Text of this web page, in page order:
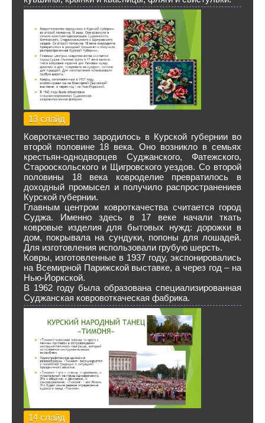
13 слайд
Ковроткачество зародилось в Курской губернии во
второй половине 18 века. Оно возникло в семьях
крестьян-однодворцев Суджанского, Фатежского,
Старооскольского и Щигровского уездов. Со второй
половины 18 века ковроделие превратилось в
доходный промысел и получило распространениев
Курской губернии.
Главным центром ковроткачества считается город
Суджа. Именно здесь в 17 веке начали ткать
ковровые изделия для бытовых нужд: дорожки в
дом, покрывала на сундуки, попоны для лошадей.
Для изготовления использовали грубую шерсть.
Ковры, изготовленные в 1937 году, экспонировались
на Всемирной Парижской выставке, а через год – на
Нью-Йоркской.
В 1962 году была образована специализированная
Суджанская ковровоткаческая фабрика.
14 слайд